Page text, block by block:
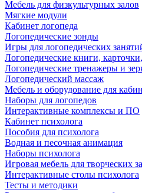
Мебель для физкультурных залов
Мягкие модули
Кабинет логопеда
Логопедические зонды
Игры для логопедических
Логопедические книги,
Логопедические тренажеры и
Логопедический массаж
Мебель и оборудование для
Наборы для логопедов
Интерактивные комплексы и ПО
Кабинет психолога
Пособия для психолога
Водная и песочная анимация
Наборы психолога
Игровая мебель для творческих
Интерактивные столы психолога
Тесты и методики